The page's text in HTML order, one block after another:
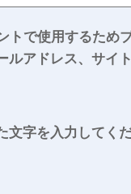
トで使用するため
ルアドレス、サイ
文字を入力してくだ